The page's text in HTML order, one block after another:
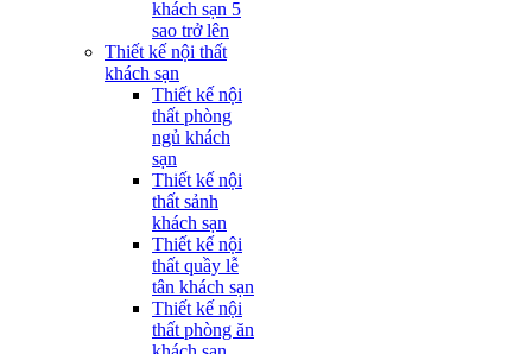
khách sạn 5
sao trở lên
Thiết kế nội thất
khách sạn
Thiết kế nội
thất phòng
ngủ khách
sạn
Thiết kế nội
thất sảnh
khách sạn
Thiết kế nội
thất quầy lễ
tân khách sạn
Thiết kế nội
thất phòng ăn